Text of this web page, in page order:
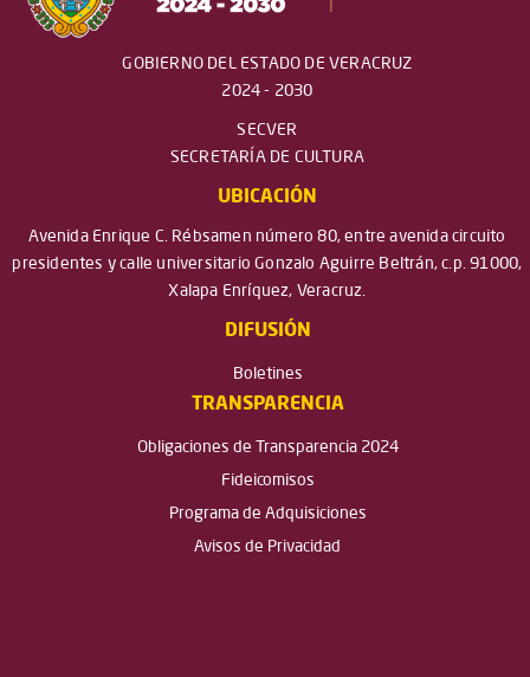
GOBIERNO DEL ESTADO DE VERACRUZ
2024 - 2030
SECVER
SECRETARÍA DE CULTURA
UBICACIÓN
Avenida Enrique C. Rébsamen número 80, entre avenida circuito
presidentes y calle universitario Gonzalo Aguirre Beltrán, c.p. 91000,
Xalapa Enríquez, Veracruz.
DIFUSIÓN
Boletines
TRANSPARENCIA
Obligaciones de Transparencia 2024
Fideicomisos
Programa de Adquisiciones
Avisos de Privacidad